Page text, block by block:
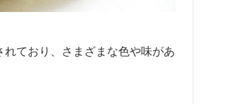
ており、さまざまな色や味があ